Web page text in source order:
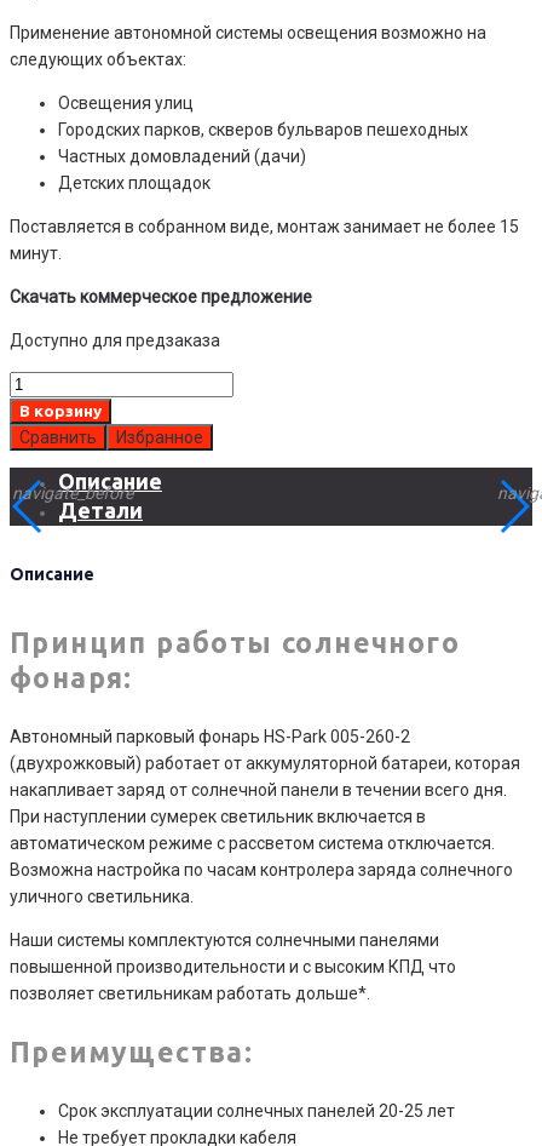
Применение автономной системы освещения возможно на
следующих объектах:
Освещения улиц
Городских парков, скверов бульваров пешеходных
Частных домовладений (дачи)
Детских площадок
Поставляется в собранном виде, монтаж занимает не более 15
минут.
Скачать коммерческое предложение
Доступно для предзаказа
Количество
товара
Автономный
фонарь
HS-
005-
В корзину
Сравнить Избранное
Описание
Детали
Описание
Принцип работы солнечного
фонаря:
Автономный парковый фонарь HS-Park 005-260-2
(двухрожковый) работает от аккумуляторной батареи, которая
накапливает заряд от солнечной панели в течении всего дня.
При наступлении сумерек светильник включается в
автоматическом режиме с рассветом система отключается.
Возможна настройка по часам контролера заряда солнечного
уличного светильника.
Наши системы комплектуются солнечными панелями
повышенной производительности и с высоким КПД что
позволяет светильникам работать дольше*.
Преимущества:
Срок эксплуатации солнечных панелей 20-25 лет
Не требует прокладки кабеля
navigate_before